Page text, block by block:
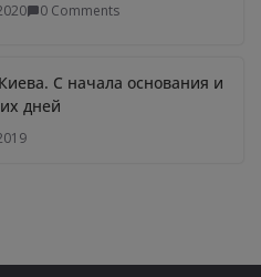
0 Comments
С начала основания и
дней